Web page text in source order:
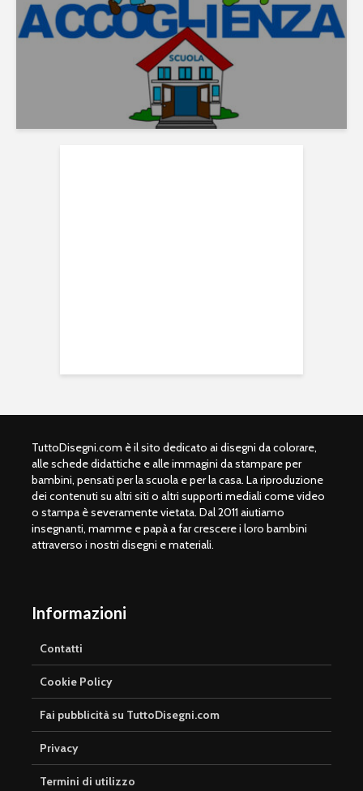
TuttoDisegni.com è il sito dedicato ai disegni da colorare,
alle schede didattiche e alle immagini da stampare per
bambini, pensati per la scuola e per la casa. La riproduzione
dei contenuti su altri siti o altri supporti mediali come video
o stampa è severamente vietata. Dal 2011 aiutiamo
insegnanti, mamme e papà a far crescere i loro bambini
attraverso i nostri disegni e materiali.
Informazioni
Contatti
Cookie Policy
Fai pubblicità su TuttoDisegni.com
Privacy
Termini di utilizzo